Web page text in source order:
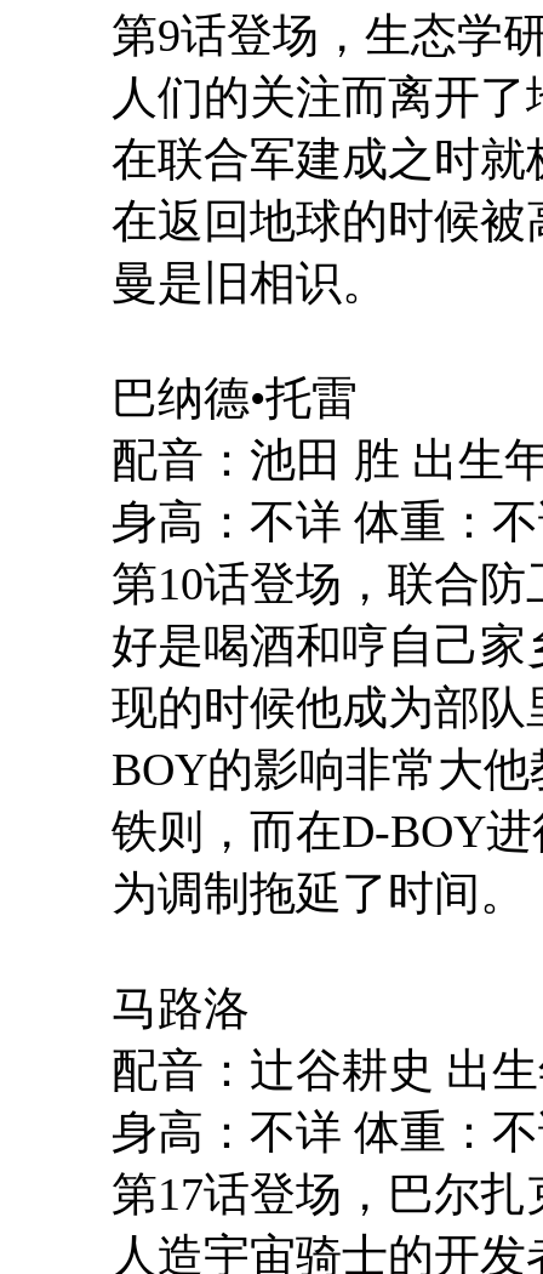
第9话登场，生态学
人们的关注而离开
在联合军建成之时
在返回地球的时候
曼是旧相识。
巴纳德•托雷
配音：池田 胜 出生
身高：不详 体重：
第10话登场，联合
好是喝酒和哼自己
现的时候他成为部
BOY的影响非常大
铁则，而在D-BOY
为调制拖延了时间。
马路洛
配音：辻谷耕史 出
身高：不详 体重：
第17话登场，巴尔
人造宇宙骑士的开